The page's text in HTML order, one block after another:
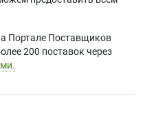
Портале Поставщиков
200 поставок через